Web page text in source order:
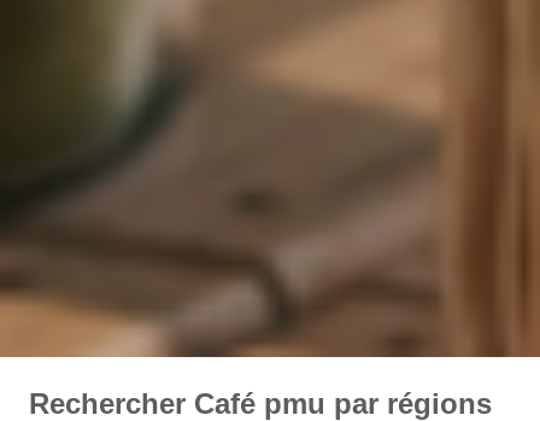
Rechercher Café pmu par régions